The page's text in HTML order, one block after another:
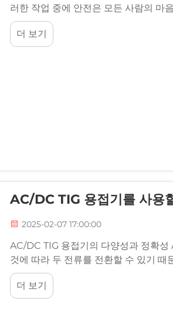
러한 작업 중에 안전은 모든 사람의 마
으로 작업할 때
더 보기
AC/DC TIG 용접기를 사용
2025-02-07 17:00:00
AC/DC TIG 용접기의 다양성과 정확
것에 따라 두 전류를 전환할 수 있기 때
력...
더 보기